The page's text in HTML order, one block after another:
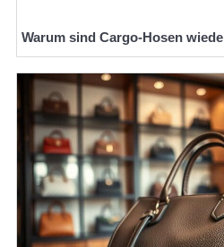
Warum sind Cargo-Hosen